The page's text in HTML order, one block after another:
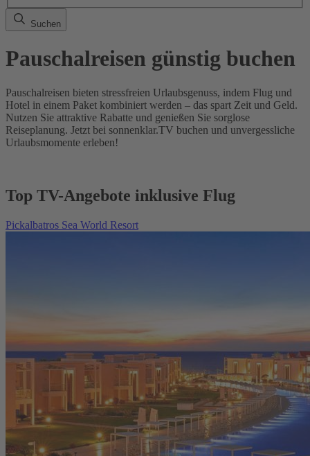
Suchen
Pauschalreisen günstig buchen
Pauschalreisen bieten stressfreien Urlaubsgenuss, indem Flug und
Hotel in einem Paket kombiniert werden – das spart Zeit und Geld.
Nutzen Sie attraktive Rabatte und genießen Sie sorglose
Reiseplanung. Jetzt bei sonnenklar.TV buchen und unvergessliche
Urlaubsmomente erleben!
Top TV-Angebote inklusive Flug
Pickalbatros Sea World Resort